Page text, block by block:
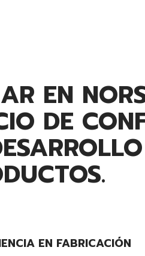
EN
DE
EN FABRICACIÓN